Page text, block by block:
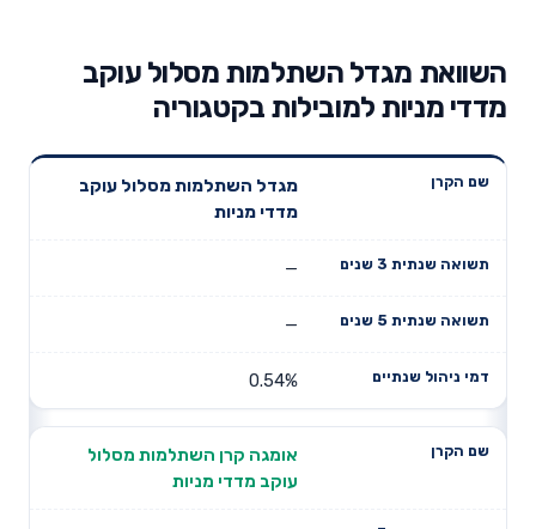
השוואת מגדל השתלמות מסלול עוקב
מדדי מניות למובילות בקטגוריה
שנתית 3
תשואה
דמי ניהול
מגדל השתלמות מסלול עוקב
מדדי מניות
—
—
0.54%
אומגה קרן השתלמות מסלול
עוקב מדדי מניות